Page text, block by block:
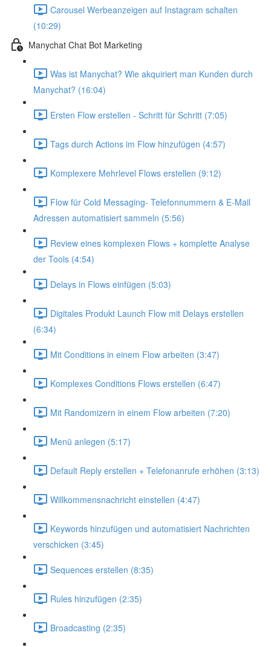
Carousel Werbeanzeigen auf Instagram schalten
(10:29)
Manychat Chat Bot Marketing
Was ist Manychat? Wie akquiriert man Kunden durch
Manychat? (16:04)
Ersten Flow erstellen - Schritt für Schritt (7:05)
Tags durch Actions im Flow hinzufügen (4:57)
Komplexere Mehrlevel Flows erstellen (9:12)
Flow für Cold Messaging- Telefonnummern & E-Mail
Adressen automatisiert sammeln (5:56)
Review eines komplexen Flows + komplette Analyse
der Tools (4:54)
Delays in Flows einfügen (5:03)
Digitales Produkt Launch Flow mit Delays erstellen
(6:34)
Mit Conditions in einem Flow arbeiten (3:47)
Komplexes Conditions Flows erstellen (6:47)
Mit Randomizern in einem Flow arbeiten (7:20)
Menü anlegen (5:17)
Default Reply erstellen + Telefonanrufe erhöhen (3:13)
Willkommensnachricht einstellen (4:47)
Keywords hinzufügen und automatisiert Nachrichten
verschicken (3:45)
Sequences erstellen (8:35)
Rules hinzufügen (2:35)
Broadcasting (2:35)